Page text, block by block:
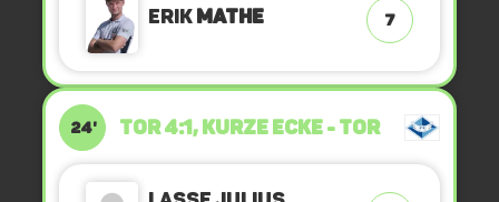
ErikMathe 7
24' TOR 4:1, KURZE ECKE - TOR